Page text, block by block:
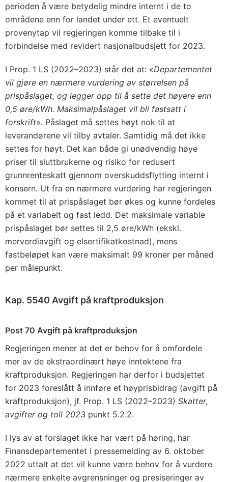
perioden å være betydelig mindre internt i de to
områdene enn for landet under ett. Et eventuelt
provenytap vil regjeringen komme tilbake til i
forbindelse med revidert nasjonalbudsjett for 2023.
I Prop. 1 LS (2022–2023) står det at: «Departementet
vil gjøre en nærmere vurdering av størrelsen på
prispåslaget, og legger opp til å sette det høyere enn
0,5 øre/kWh. Maksimalpåslaget vil bli fastsatt i
forskrift». Påslaget må settes høyt nok til at
leverandørene vil tilby avtaler. Samtidig må det ikke
settes for høyt. Det kan både gi unødvendig høye
priser til sluttbrukerne og risiko for redusert
grunnrenteskatt gjennom overskuddsflytting internt i
konsern. Ut fra en nærmere vurdering har regjeringen
kommet til at prispåslaget bør økes og kunne fordeles
på et variabelt og fast ledd. Det maksimale variable
prispåslaget bør settes til 2,5 øre/kWh (ekskl.
merverdiavgift og elsertifikatkostnad), mens
fastbeløpet kan være maksimalt 99 kroner per måned
per målepunkt.
Kap. 5540 Avgift på kraftproduksjon
Post 70 Avgift på kraftproduksjon
Regjeringen mener at det er behov for å omfordele
mer av de ekstraordinært høye inntektene fra
kraftproduksjon. Regjeringen har derfor i budsjettet
for 2023 foreslått å innføre et høyprisbidrag (avgift på
kraftproduksjon), jf. Prop. 1 LS (2022–2023) Skatter,
avgifter og toll 2023 punkt 5.2.2.
I lys av at forslaget ikke har vært på høring, har
Finansdepartementet i pressemelding av 6. oktober
2022 uttalt at det vil kunne være behov for å vurdere
nærmere enkelte avgrensninger og presiseringer av